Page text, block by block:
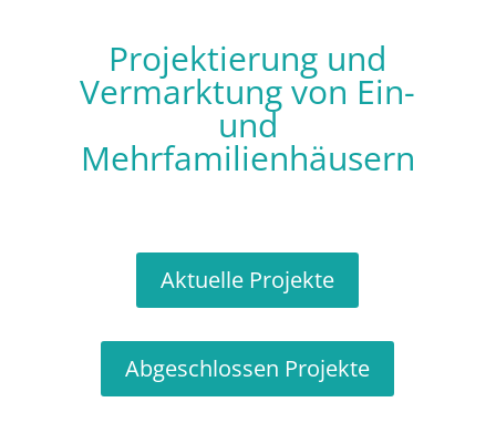
Projektierung und
Vermarktung von Ein-
und
Mehrfamilienhäusern
Aktuelle Projekte
Abgeschlossen Projekte